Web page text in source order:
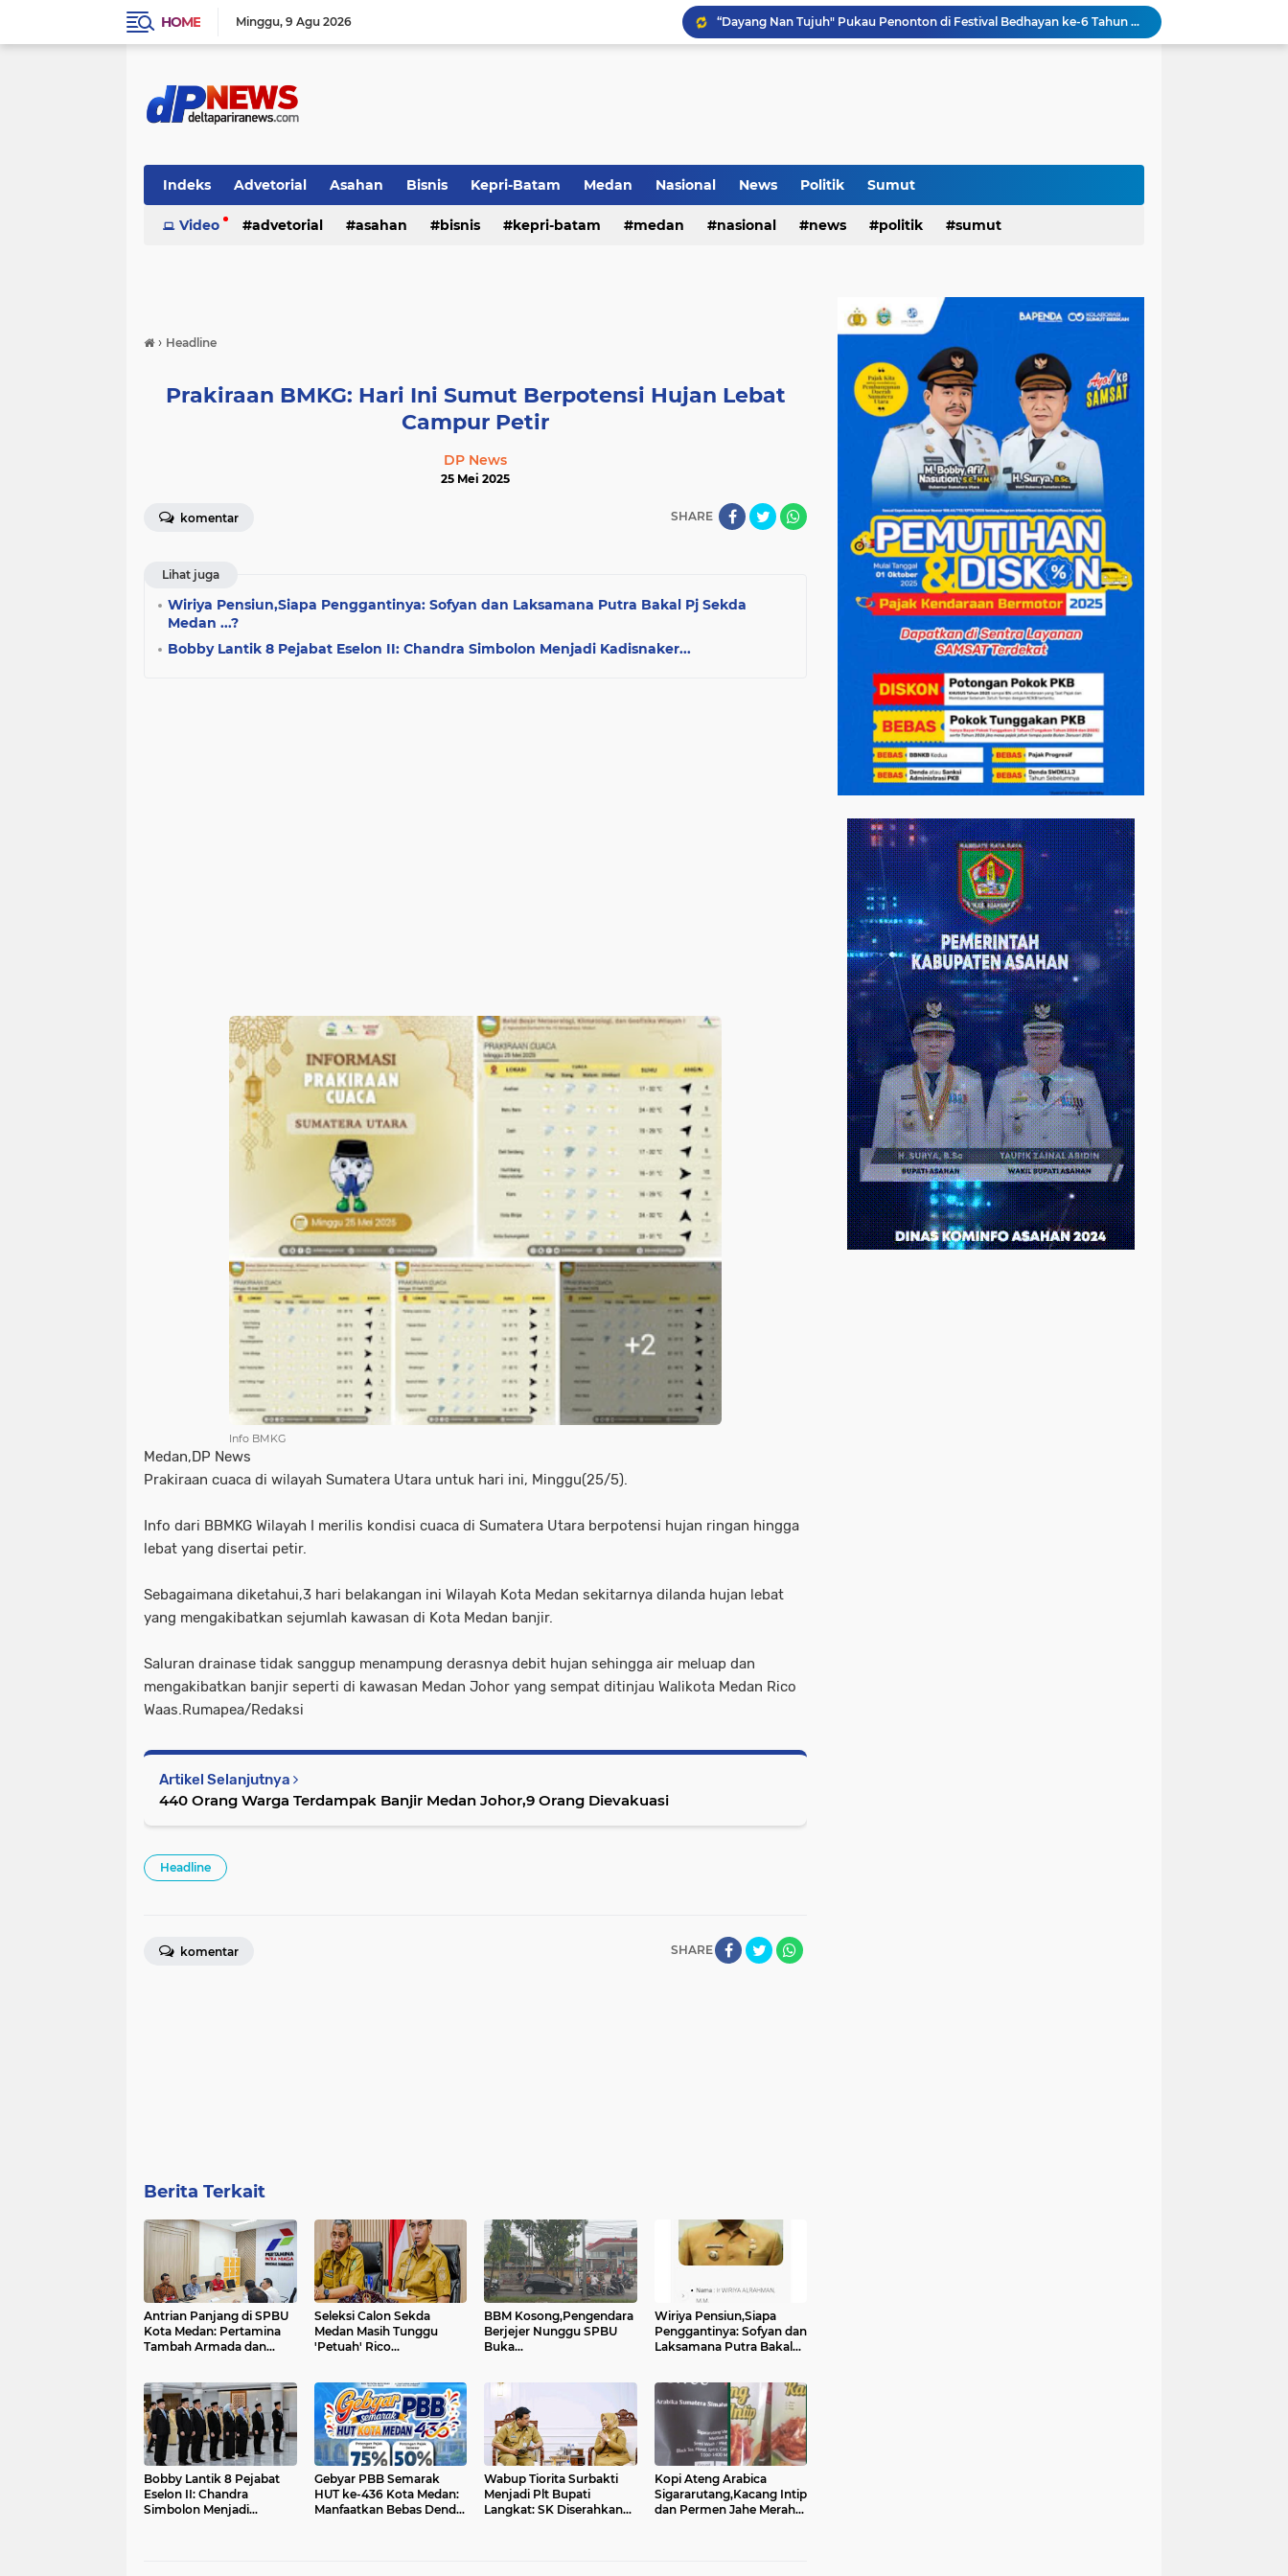
HOME Minggu 9 Agu 2026
“Dayang Nan Tujuh" Pukau Penonton di Festival Bedhayan ke-6 Tahun 2026: Rico, Tokoh Peduli Budaya....
Pemko Medan Raih Piagam Penghargaan Peringkat II Dari BKN
Rico di Sekolah Rakyat Jalan Flamboyan: 36 Kelas,270 Siswa
800 Karateka Forki Bakal Tarung di Open Turnamen Karate Piala Walikota Medan
Indeks Advetorial Asahan Bisnis Kepri-Batam Medan Nasional News Politik Sumut
Video advetorial asahan bisnis kepri-batam medan nasional news politik sumut
› Headline
Prakiraan BMKG: Hari Ini Sumut Berpotensi Hujan Lebat
Campur Petir
DP News
25 Mei 2025
komentar SHARE
Lihat juga
Wiriya Pensiun,Siapa Penggantinya: Sofyan dan Laksamana Putra Bakal Pj Sekda
Medan ...?
Bobby Lantik 8 Pejabat Eselon II: Chandra Simbolon Menjadi Kadisnaker...
Info BMKG
Medan,DP News
Prakiraan cuaca di wilayah Sumatera Utara untuk hari ini, Minggu(25/5).
Info dari BBMKG Wilayah I merilis kondisi cuaca di Sumatera Utara berpotensi hujan ringan hingga
lebat yang disertai petir.
Sebagaimana diketahui,3 hari belakangan ini Wilayah Kota Medan sekitarnya dilanda hujan lebat
yang mengakibatkan sejumlah kawasan di Kota Medan banjir.
Saluran drainase tidak sanggup menampung derasnya debit hujan sehingga air meluap dan
mengakibatkan banjir seperti di kawasan Medan Johor yang sempat ditinjau Walikota Medan Rico
Waas.Rumapea/Redaksi
Artikel Selanjutnya
440 Orang Warga Terdampak Banjir Medan Johor,9 Orang Dievakuasi
Headline
SHARE
komentar
Berita Terkait
Antrian Panjang di SPBU
Kota Medan: Pertamina
Tambah Armada dan
Seleksi Calon Sekda
Medan Masih Tunggu
'Petuah' Rico...
BBM Kosong,Pengendara
Berjejer Nunggu SPBU
Buka...
Wiriya Pensiun,Siapa
Penggantinya: Sofyan dan
Laksamana Putra Bakal
Bobby Lantik 8 Pejabat
Eselon II: Chandra
Simbolon Menjadi
Gebyar PBB Semarak
HUT ke-436 Kota Medan:
Manfaatkan Bebas Denda
Wabup Tiorita Surbakti
Menjadi Plt Bupati
Langkat: SK Diserahkan
Kopi Ateng Arabica
Sigararutang,Kacang Intip
dan Permen Jahe Merah